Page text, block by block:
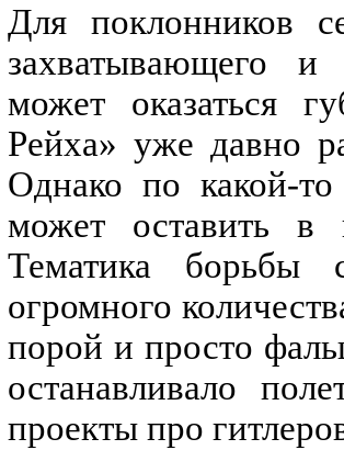
Для поклонников
захватывающего
может оказаться
Рейха» уже давно
Однако по какой-
может оставить в
Тематика
огромного
порой и просто
останавливало
проекты про